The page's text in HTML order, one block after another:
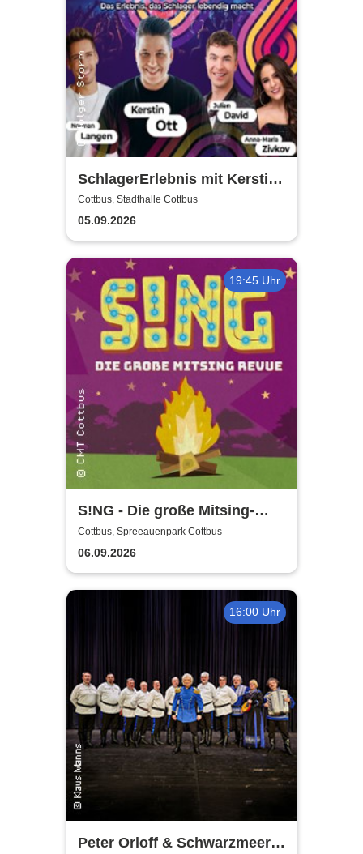
SchlagerErlebnis mit Kerstin
Ott u.v.a. - Kerstin Ott,
Norman Langen, Julian David
Cottbus, Stadthalle Cottbus
05.09.2026
19:45 Uhr
S!NG - Die große Mitsing-
Revue
Cottbus, Spreeauenpark Cottbus
06.09.2026
16:00 Uhr
Peter Orloff & Schwarzmeer